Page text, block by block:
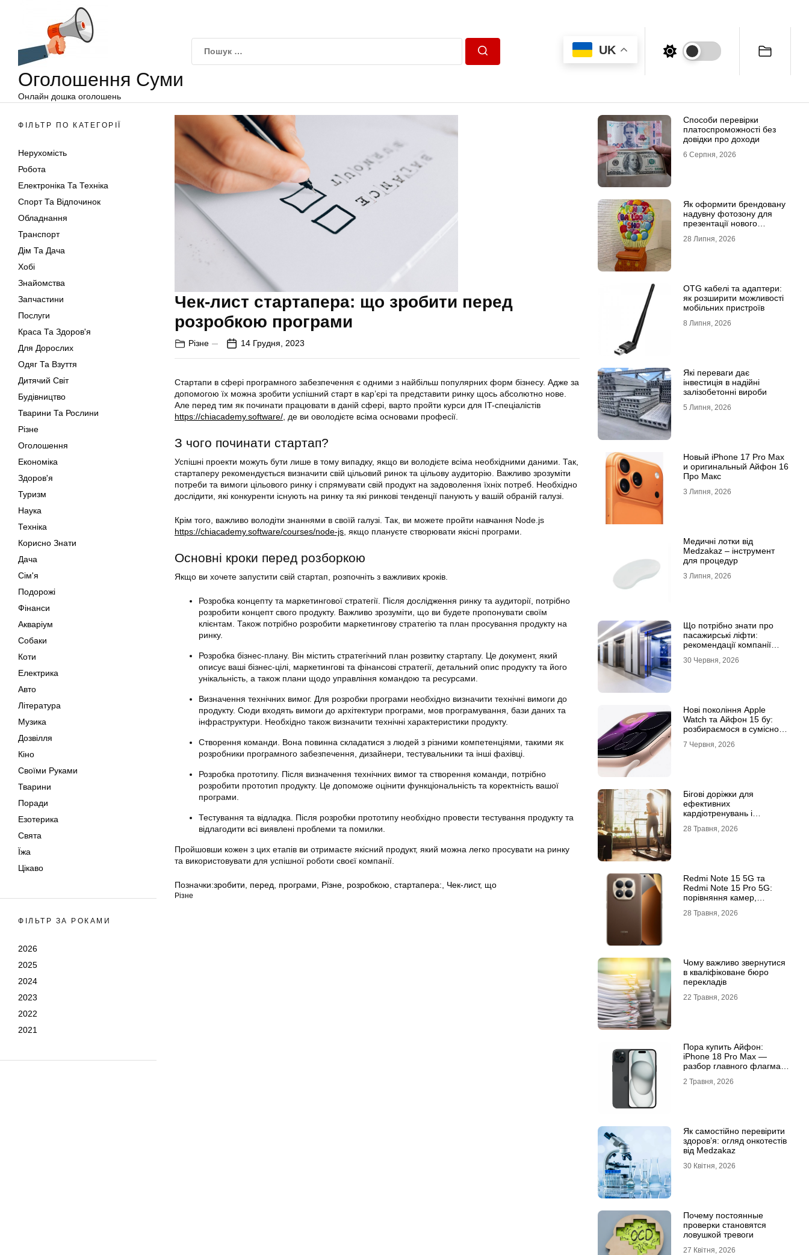
Оголошення Суми
Онлайн дошка оголошень
UK
ФІЛЬТР ПО КАТЕГОРІЇ
Нерухомість
Робота
Електроніка Та Техніка
Спорт Та Відпочинок
Обладнання
Транспорт
Дім Та Дача
Хобі
Знайомства
Запчастини
Послуги
Краса Та Здоров'я
Для Дорослих
Одяг Та Взуття
Дитячий Світ
Будівництво
Тварини Та Рослини
Різне
Оголошення
Економіка
Здоров'я
Туризм
Наука
Техніка
Корисно Знати
Дача
Сім'я
Подорожі
Фінанси
Акваріум
Собаки
Коти
Електрика
Авто
Література
Музика
Дозвілля
Кіно
Своїми Руками
Тварини
Поради
Езотерика
Свята
Їжа
Цікаво
ФІЛЬТР ЗА РОКАМИ
2026
2025
2024
2023
2022
2021
Чек-лист стартапера: що зробити перед
розробкою програми
Різне 14 Грудня, 2023
Стартапи в сфері програмного забезпечення є одними з найбільш популярних форм бізнесу. Адже за
допомогою їх можна зробити успішний старт в кар’єрі та представити ринку щось абсолютно нове.
Але перед тим як починати працювати в даній сфері, варто пройти курси для IT-спеціалістів
https://chiacademy.software/, де ви оволодієте всіма основами професії.
З чого починати стартап?
Успішні проекти можуть бути лише в тому випадку, якщо ви володієте всіма необхідними даними. Так,
стартаперу рекомендується визначити свій цільовий ринок та цільову аудиторію. Важливо зрозуміти
потреби та вимоги цільового ринку і спрямувати свій продукт на задоволення їхніх потреб. Необхідно
дослідити, які конкуренти існують на ринку та які ринкові тенденції панують у вашій обраній галузі.
Крім того, важливо володіти знаннями в своїй галузі. Так, ви можете пройти навчання Node.js
https://chiacademy.software/courses/node-js, якщо плануєте створювати якісні програми.
Основні кроки перед розборкою
Якщо ви хочете запустити свій стартап, розпочніть з важливих кроків.
Розробка концепту та маркетингової стратегії. Після дослідження ринку та аудиторії, потрібно
розробити концепт свого продукту. Важливо зрозуміти, що ви будете пропонувати своїм
клієнтам. Також потрібно розробити маркетингову стратегію та план просування продукту на
ринку.
Розробка бізнес-плану. Він містить стратегічний план розвитку стартапу. Це документ, який
описує ваші бізнес-цілі, маркетингові та фінансові стратегії, детальний опис продукту та його
унікальність, а також плани щодо управління командою та ресурсами.
Визначення технічних вимог. Для розробки програми необхідно визначити технічні вимоги до
продукту. Сюди входять вимоги до архітектури програми, мов програмування, бази даних та
інфраструктури. Необхідно також визначити технічні характеристики продукту.
Створення команди. Вона повинна складатися з людей з різними компетенціями, такими як
розробники програмного забезпечення, дизайнери, тестувальники та інші фахівці.
Розробка прототипу. Після визначення технічних вимог та створення команди, потрібно
розробити прототип продукту. Це допоможе оцінити функціональність та коректність вашої
програми.
Тестування та відладка. Після розробки прототипу необхідно провести тестування продукту та
відлагодити всі виявлені проблеми та помилки.
Пройшовши кожен з цих етапів ви отримаєте якісний продукт, який можна легко просувати на ринку
та використовувати для успішної роботи своєї компанії.
Позначки:зробити, перед, програми, Різне, розробкою, стартапера:, Чек-лист, що
Різне
Способи перевірки
платоспроможності без
довідки про доходи
6 Серпня, 2026
Як оформити брендовану
надувну фотозону для
презентації нового
28 Липня, 2026
OTG кабелі та адаптери:
як розширити можливості
мобільних пристроїв
8 Липня, 2026
Які переваги дає
інвестиція в надійні
залізобетонні вироби
5 Липня, 2026
Новый iPhone 17 Pro Max
и оригинальный Айфон 16
Про Макс
3 Липня, 2026
Медичні лотки від
Medzakaz – інструмент
для процедур
3 Липня, 2026
Що потрібно знати про
пасажирські ліфти:
рекомендації компанії
30 Червня, 2026
Нові покоління Apple
Watch та Айфон 15 бу:
розбираємося в сумісності
екосистеми
7 Червня, 2026
Бігові доріжки для
ефективних
кардіотренувань і
способу життя
28 Травня, 2026
Redmi Note 15 5G та
Redmi Note 15 Pro 5G:
порівняння камер,
продуктивності
28 Травня, 2026
Чому важливо звернутися
в кваліфіковане бюро
перекладів
22 Травня, 2026
Пора купить Айфон:
iPhone 18 Pro Max —
разбор главного флагмана
2 Травня, 2026
Як самостійно перевірити
здоров’я: огляд онкотестів
від Medzakaz
30 Квітня, 2026
Почему постоянные
проверки становятся
ловушкой тревоги
27 Квітня, 2026